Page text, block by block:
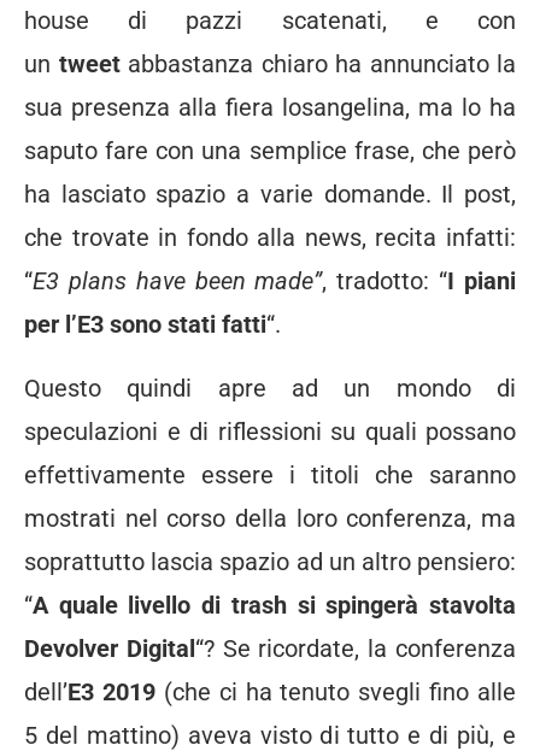
house di pazzi scatenati, e con
un tweet abbastanza chiaro ha annunciato la
sua presenza alla fiera losangelina, ma lo ha
saputo fare con una semplice frase, che però
ha lasciato spazio a varie domande. Il post,
che trovate in fondo alla news, recita infatti:
“E3 plans have been made”, tradotto: “I piani
per l’E3 sono stati fatti“.
Questo quindi apre ad un mondo di
speculazioni e di riflessioni su quali possano
effettivamente essere i titoli che saranno
mostrati nel corso della loro conferenza, ma
soprattutto lascia spazio ad un altro pensiero:
“A quale livello di trash si spingerà stavolta
Devolver Digital“? Se ricordate, la conferenza
dell’E3 2019 (che ci ha tenuto svegli fino alle
5 del mattino) aveva visto di tutto e di più, e